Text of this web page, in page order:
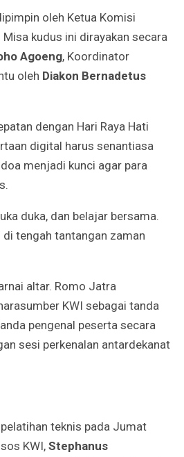
oleh Ketua Komisi
kudus ini dirayakan secara
Agoeng, Koordinator
oleh Diakon Bernadetus
dengan Hari Raya Hati
digital harus senantiasa
menjadi kunci agar para
duka, dan belajar bersama.
di tengah tantangan zaman
altar. Romo Jatra
KWI sebagai tanda
pengenal peserta secara
sesi perkenalan antardekanat
teknis pada Jumat
KWI, Stephanus
Oct 16, 2020
Novena Tiga Salam Maria
May 11, 2023
sebagai Wamen
Perempuan Buddha…
Oct 21, 2024